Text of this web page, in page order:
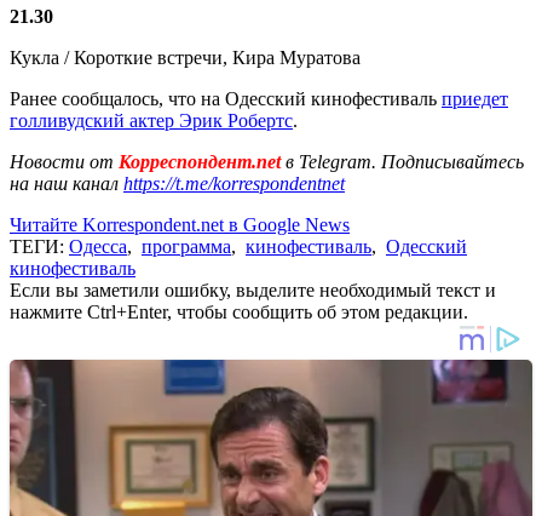
21.30
Кукла / Короткие встречи, Кира Муратова
Ранее сообщалось, что на Одесский кинофестиваль приедет
голливудский актер Эрик Робертс.
Новости от Корреспондент.netв Telegram. Подписывайтесь
на наш канал https://t.me/korrespondentnet
Читайте Korrespondent.net в Google News
ТЕГИ: Одесса, программа, кинофестиваль, Одесский
кинофестиваль
Если вы заметили ошибку, выделите необходимый текст и
нажмите Ctrl+Enter, чтобы сообщить об этом редакции.